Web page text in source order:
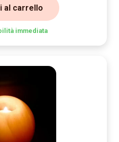
al carrello
immediata